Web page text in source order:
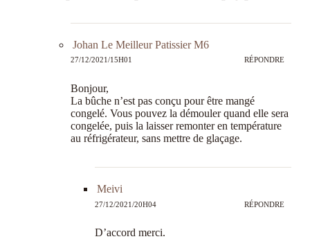
Johan Le Meilleur Patissier M6
27/12/2021/15H01 RÉPONDRE
Bonjour,
La bûche n’est pas conçu pour être mangé
congelé. Vous pouvez la démouler quand elle sera
congelée, puis la laisser remonter en température
au réfrigérateur, sans mettre de glaçage.
Meivi
27/12/2021/20H04 RÉPONDRE
D’accord merci.